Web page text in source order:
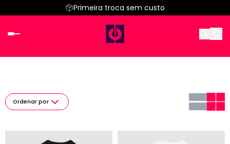
Primeira troca sem custo
Ordenar por